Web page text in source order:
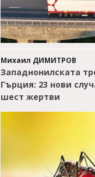
Михаил ДИМИТРОВ
Западнонилската
Гърция: 23 нови
шест жертви